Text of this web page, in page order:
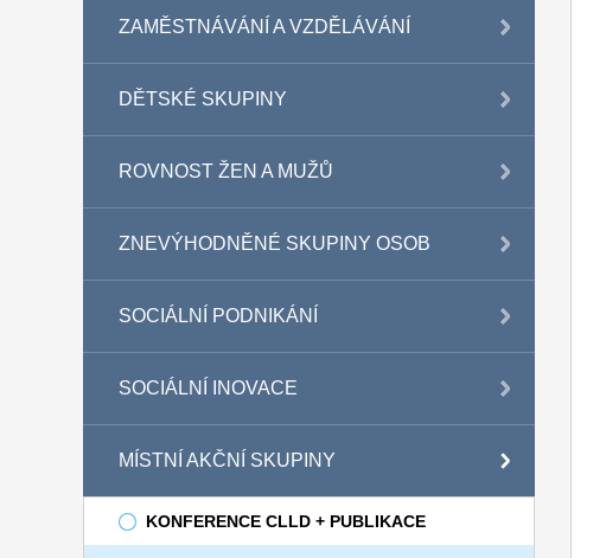
ZAMĚSTNÁVÁNÍ A VZDĚLÁVÁNÍ
DĚTSKÉ SKUPINY
ROVNOST ŽEN A MUŽŮ
ZNEVÝHODNĚNÉ SKUPINY OSOB
SOCIÁLNÍ PODNIKÁNÍ
SOCIÁLNÍ INOVACE
MÍSTNÍ AKČNÍ SKUPINY
KONFERENCE CLLD + PUBLIKACE